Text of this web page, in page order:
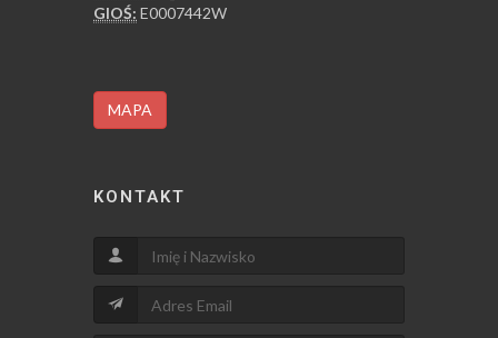
GIOŚ: E0007442W
MAPA
KONTAKT